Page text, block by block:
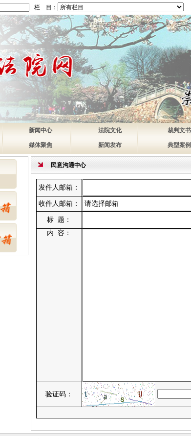
栏 目：
新闻中心 法院文化 裁判文书
媒体聚焦 新闻发布 典型案例
民意沟通中心
发件人邮箱：
收件人邮箱：
标 题：
内 容：
验证码：